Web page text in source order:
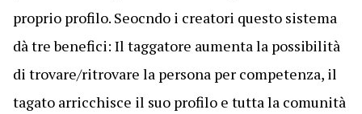
proprio profilo. Seocndo i creatori questo sistema
dà tre benefici: Il taggatore aumenta la possibilità
di trovare/ritrovare la persona per competenza, il
tagato arricchisce il suo profilo e tutta la comunità